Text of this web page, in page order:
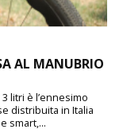
AL MANUBRIO
litri è l’ennesimo
distribuita in Italia
smart,...